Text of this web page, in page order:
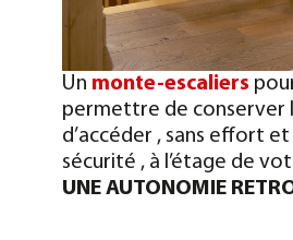
Un monte-escaliers
permettre de conserver
d’accéder , sans effort
sécurité , à l’étage de
UNE AUTONOMIE